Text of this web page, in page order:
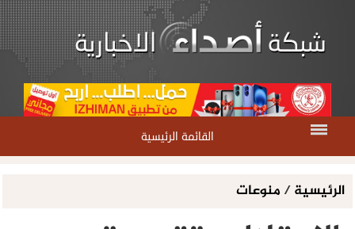
القائمة الرئيسية
الرئيسية/ منوعات